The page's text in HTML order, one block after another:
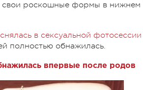
свои роскошные формы в нижнем
в сексуальной
полностью обнажилась.
впервые после родов